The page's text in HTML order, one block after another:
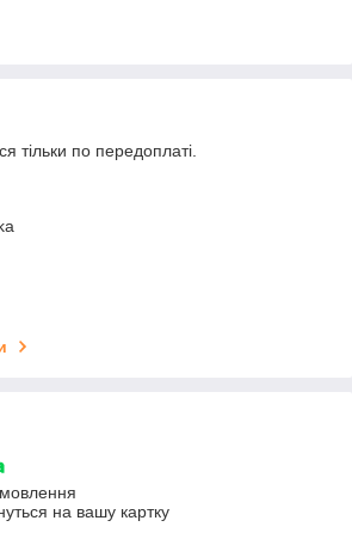
тільки по передоплаті.
на вашу картку